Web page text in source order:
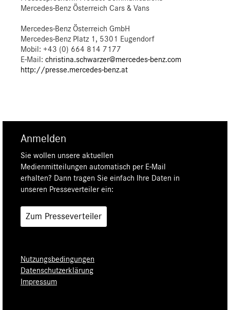
Mercedes-Benz Österreich Cars & Vans
Mercedes-Benz Österreich GmbH
Mercedes-Benz Platz 1, 5301 Eugendorf
Mobil: +43 (0) 664 814 7177
E-Mail: christina.schwarzer@mercedes-benz.com
http://presse.mercedes-benz.at
Anmelden
Sie wollen unsere aktuellen
Medienmitteilungen automatisch per E-Mail
erhalten? Dann tragen Sie einfach Ihre Daten in
unseren Presseverteiler ein:
Zum Presseverteiler
Nutzungsbedingungen
Datenschutzerklärung
Impressum